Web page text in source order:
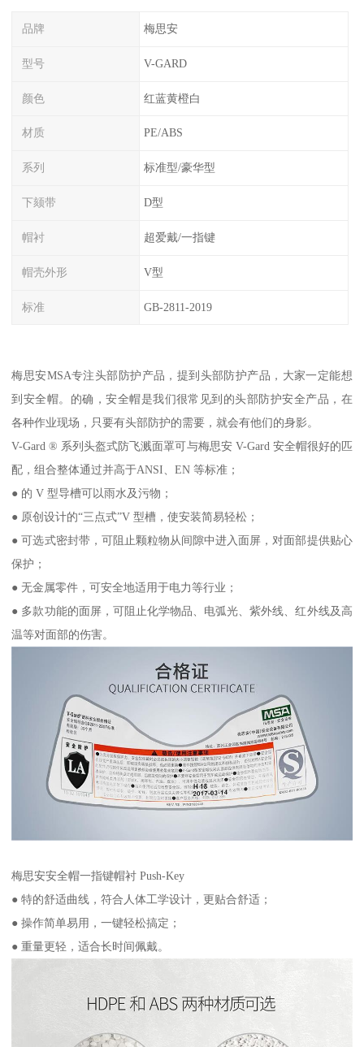
品牌 梅思安
型号 V-GARD
颜色 红蓝黄橙白
材质 PE/ABS
系列 标准型/豪华型
下颏带 D型
帽衬 超爱戴/一指键
帽壳外形 V型
标准 GB-2811-2019
梅思安MSA专注头部防护产品，提到头部防护产品，大家一定能想
到安全帽。的确，安全帽是我们很常见到的头部防护安全产品，在
各种作业现场，只要有头部防护的需要，就会有他们的身影。
V-Gard ® 系列头盔式防飞溅面罩可与梅思安 V-Gard 安全帽很好的匹
配，组合整体通过并高于ANSI、EN 等标准；
● 的 V 型导槽可以雨水及污物；
● 原创设计的“三点式”V 型槽，使安装简易轻松；
● 可选式密封带，可阻止颗粒物从间隙中进入面屏，对面部提供贴心
保护；
● 无金属零件，可安全地适用于电力等行业；
● 多款功能的面屏，可阻止化学物品、电弧光、紫外线、红外线及高
温等对面部的伤害。
梅思安安全帽一指键帽衬 Push-Key
● 特的舒适曲线，符合人体工学设计，更贴合舒适；
● 操作简单易用，一键轻松搞定；
● 重量更轻，适合长时间佩戴。